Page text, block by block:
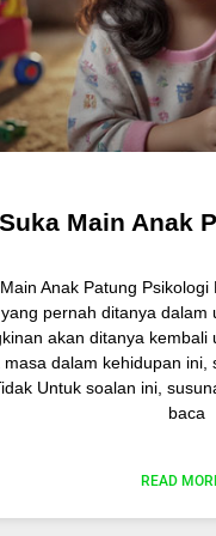
Main Anak
Anak Patung
pernah ditanya dalam
akan ditanya kembali
masa dalam kehidupan
Untuk soalan ini,
baca
READ